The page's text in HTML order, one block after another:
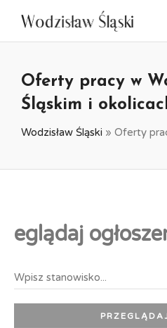
Oferty pracy w
Śląskim i
Wodzisław Śląski » Oferty
eglądaj